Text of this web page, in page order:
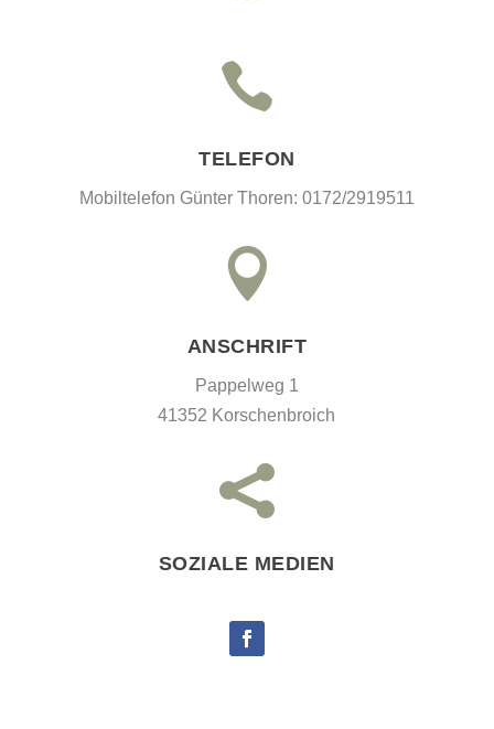

TELEFON
Mobiltelefon Günter Thoren: 0172/2919511

ANSCHRIFT
Pappelweg 1
41352 Korschenbroich

SOZIALE MEDIEN